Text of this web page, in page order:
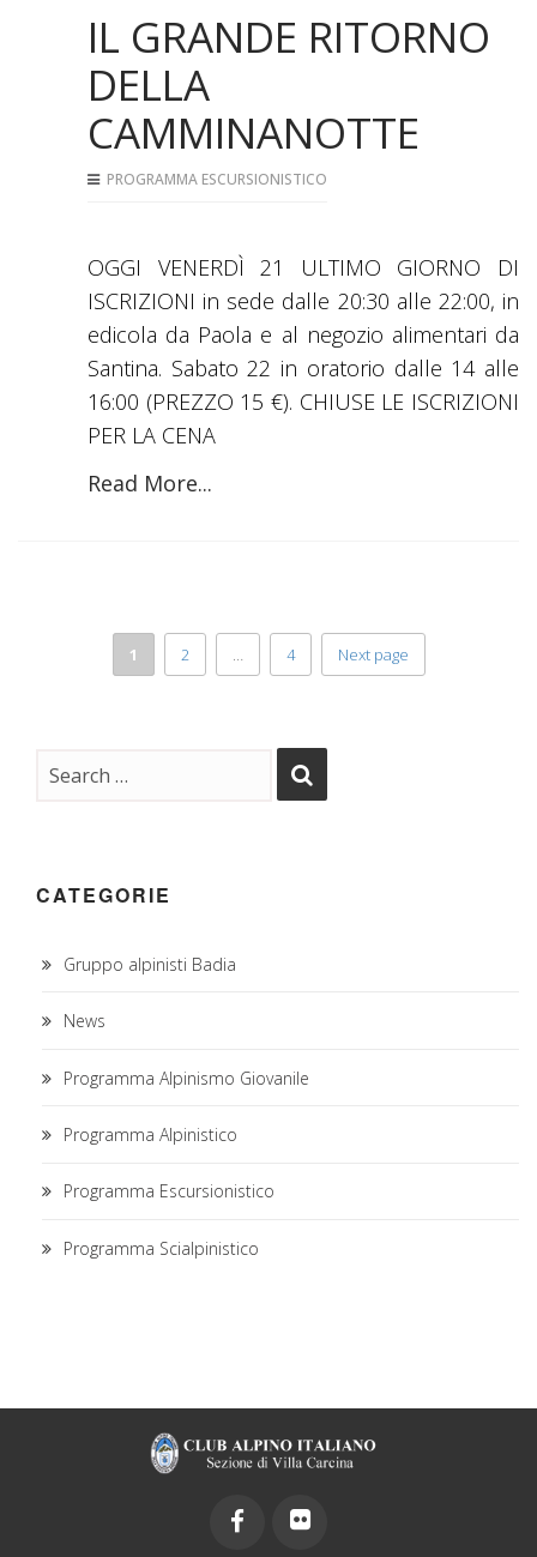
IL GRANDE RITORNO
DELLA
CAMMINANOTTE
PROGRAMMA ESCURSIONISTICO
OGGI VENERDÌ 21 ULTIMO GIORNO DI
ISCRIZIONI in sede dalle 20:30 alle 22:00, in
edicola da Paola e al negozio alimentari da
Santina. Sabato 22 in oratorio dalle 14 alle
16:00 (PREZZO 15 €). CHIUSE LE ISCRIZIONI
PER LA CENA
Read More...
1 2 … 4 Next page
CATEGORIE
Gruppo alpinisti Badia
News
Programma Alpinismo Giovanile
Programma Alpinistico
Programma Escursionistico
Programma Scialpinistico